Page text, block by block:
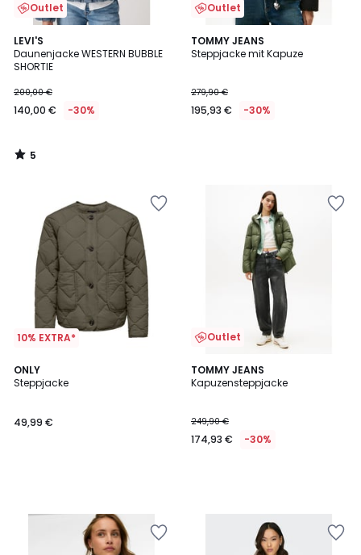
Outlet
LEVI'S
Daunenjacke WESTERN BUBBLE
SHORTIE
200,00 €
140,00 € -30%
5
/
5
5
/
Outlet
TOMMY JEANS
Steppjacke mit Kapuze
279,90 €
195,93 € -30%
10% EXTRA*
ONLY
Steppjacke
49,99 €
Outlet
TOMMY JEANS
Kapuzensteppjacke
249,90 €
174,93 € -30%